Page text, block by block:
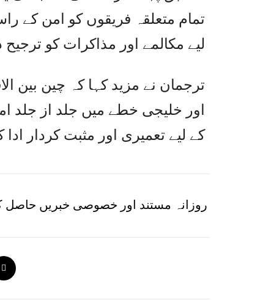
تمام متعلقہ فریقوں کو امن کے
لیے مکالمے اور مذاکرات کو ترجیح
ترجمان نے مزید کہا کہ چین
اور خلیجی خطے میں جلد از جلد
کے لیے تعمیری اور مثبت کردار ادا
روزانہ مستند اور خصوصی خبریں حاصل